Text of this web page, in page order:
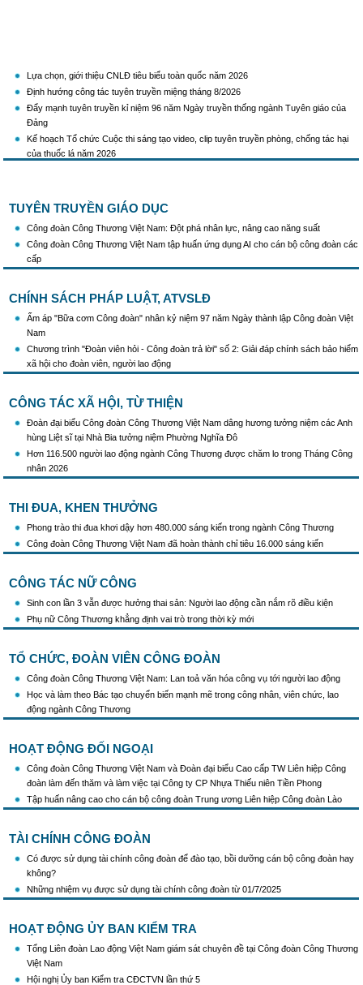
Lựa chọn, giới thiệu CNLĐ tiêu biểu toàn quốc năm 2026
Định hướng công tác tuyên truyền miệng tháng 8/2026
Đẩy mạnh tuyên truyền kỉ niệm 96 năm Ngày truyền thống ngành Tuyên giáo của
Đảng
Kế hoạch Tổ chức Cuộc thi sáng tạo video, clip tuyên truyền phòng, chống tác hại
của thuốc lá năm 2026
KH Triển khai Ch/tr hành động của CĐCTVN thực hiện Chỉ thị số 58/CT-TW ngày
tình hình mới"
Triển khai thực hiện Hướng dẫn số 28/HD-BTGDVTW về xác định, lựa chọn ngày
truyền thống, ngày thành lập, ngày tái lập sau sắp xếp tổ chức bộ máy của hệ thống
chính trị
Triển khai truyền thông "Chiến dịch 500 ngày đêm đẩy mạnh thực hiện tìm kiếm, quy
Hướng dẫn tuyên truyền kỷ niệm 97 năm Ngày thành lập Công đoàn Việt Nam
(28/7/1929 - 28/7/2026)
Khẩu hiệu tuyên truyền trong nhiệm kỳ Đại hội XIV của Đảng
Triển khai thực hiện Chỉ thị số 25/CT-TTg của Thủ tướng Chính phủ về tăng cường
công tác phòng, chống buôn lậu, vận chuyển, sản xuất, mua bán, tàng trữ, sử dụng
trái phép thuốc lá trong tình hình mới
TUYÊN TRUYỀN GIÁO DỤC
Công đoàn Công Thương Việt Nam: Đột phá nhân lực, nâng cao năng suất
Công đoàn Công Thương Việt Nam tập huấn ứng dụng AI cho cán bộ công đoàn các
cấp
CHÍNH SÁCH PHÁP LUẬT, ATVSLĐ
Ấm áp "Bữa cơm Công đoàn" nhân kỷ niệm 97 năm Ngày thành lập Công đoàn Việt
Nam
Chương trình "Đoàn viên hỏi - Công đoàn trả lời" số 2: Giải đáp chính sách bảo hiểm
xã hội cho đoàn viên, người lao động
CÔNG TÁC XÃ HỘI, TỪ THIỆN
Đoàn đại biểu Công đoàn Công Thương Việt Nam dâng hương tưởng niệm các Anh
hùng Liệt sĩ tại Nhà Bia tưởng niệm Phường Nghĩa Đô
Hơn 116.500 người lao động ngành Công Thương được chăm lo trong Tháng Công
nhân 2026
THI ĐUA, KHEN THƯỞNG
Phong trào thi đua khơi dậy hơn 480.000 sáng kiến trong ngành Công Thương
Công đoàn Công Thương Việt Nam đã hoàn thành chỉ tiêu 16.000 sáng kiến
CÔNG TÁC NỮ CÔNG
Sinh con lần 3 vẫn được hưởng thai sản: Người lao động cần nắm rõ điều kiện
Phụ nữ Công Thương khẳng định vai trò trong thời kỳ mới
TỔ CHỨC, ĐOÀN VIÊN CÔNG ĐOÀN
Công đoàn Công Thương Việt Nam: Lan toả văn hóa công vụ tới người lao động
Học và làm theo Bác tạo chuyển biến mạnh mẽ trong công nhân, viên chức, lao
động ngành Công Thương
HOẠT ĐỘNG ĐỐI NGOẠI
Công đoàn Công Thương Việt Nam và Đoàn đại biểu Cao cấp TW Liên hiệp Công
đoàn làm đến thăm và làm việc tại Công ty CP Nhựa Thiếu niên Tiền Phong
Tập huấn nâng cao cho cán bộ công đoàn Trung ương Liên hiệp Công đoàn Lào
TÀI CHÍNH CÔNG ĐOÀN
Có được sử dụng tài chính công đoàn để đào tạo, bồi dưỡng cán bộ công đoàn hay
không?
Những nhiệm vụ được sử dụng tài chính công đoàn từ 01/7/2025
HOẠT ĐỘNG ỦY BAN KIỂM TRA
Tổng Liên đoàn Lao động Việt Nam giám sát chuyên đề tại Công đoàn Công Thương
Việt Nam
Hội nghị Ủy ban Kiểm tra CĐCTVN lần thứ 5